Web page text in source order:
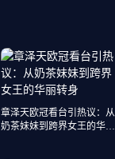
章泽天欧冠看台引热议：从
奶茶妹妹到跨界女王的华丽